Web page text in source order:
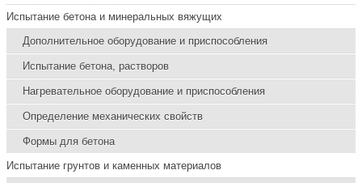
Испытание бетона и минеральных вяжущих
Дополнительное оборудование и приспособления
Испытание бетона, растворов
Нагревательное оборудование и приспособления
Определение механических свойств
Формы для бетона
Испытание грунтов и каменных материалов